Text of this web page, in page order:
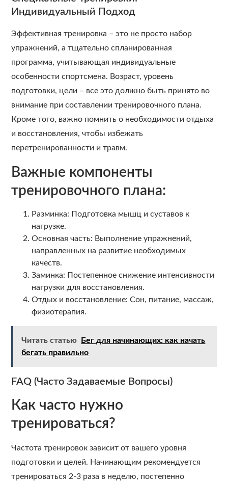
Индивидуальный Подход
Эффективная тренировка – это не просто набор
упражнений, а тщательно спланированная
программа, учитывающая индивидуальные
особенности спортсмена. Возраст, уровень
подготовки, цели – все это должно быть принято во
внимание при составлении тренировочного плана.
Кроме того, важно помнить о необходимости отдыха
и восстановления, чтобы избежать
перетренированности и травм.
Важные компоненты
тренировочного плана:
Разминка: Подготовка мышц и суставов к
нагрузке.
Основная часть: Выполнение упражнений,
направленных на развитие необходимых
качеств.
Заминка: Постепенное снижение интенсивности
нагрузки для восстановления.
Отдых и восстановление: Сон, питание, массаж,
физиотерапия.
Читать статью
Бег для начинающих: как начать
бегать правильно
FAQ (Часто Задаваемые Вопросы)
Как часто нужно
тренироваться?
Частота тренировок зависит от вашего уровня
подготовки и целей. Начинающим рекомендуется
тренироваться 2-3 раза в неделю, постепенно